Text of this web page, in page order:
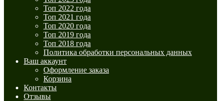
Топ 2022 года
Топ 2021 года
Топ 2020 года
Топ 2019 года
Топ 2018 года
Политика обработки персональных данных
Ваш аккаунт
Оформление заказа
Корзина
Контакты
Отзывы